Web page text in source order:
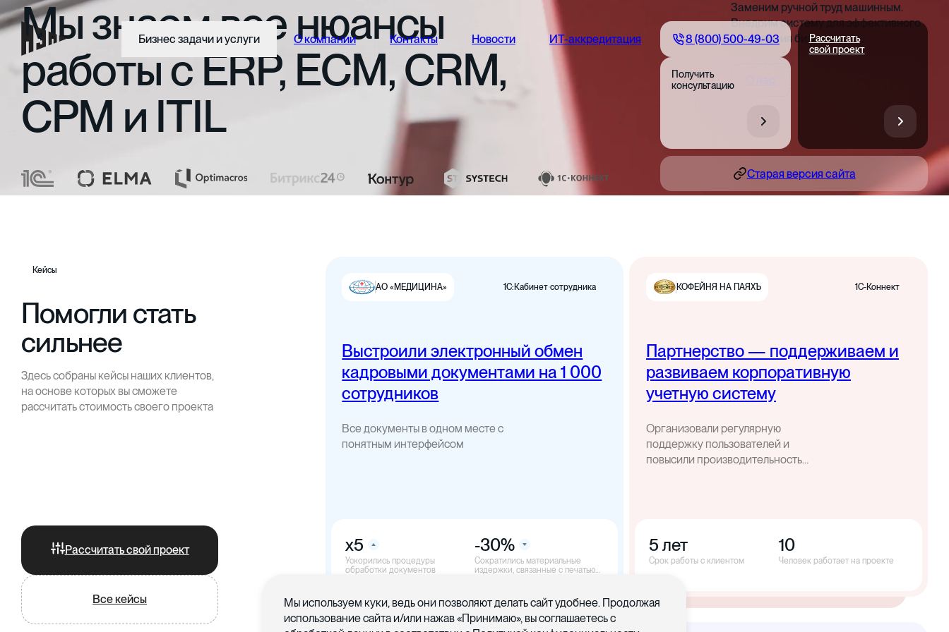
Бизнес задачи и услуги О компании Контакты Новости ИТ-аккредитация 8 (800) 500-49-03
Получить
консультацию
Рассчитать
свой проект
Старая версия сайта
Мызнаемвсенюансы
работысERP, ECM,CRM,
CPM и ITIL
Заменим ручной труд машинным.
Внедрим систему для эффективного
управления бизнесом
О нас
Кейсы
Помогли стать
сильнее
Здесь собраны кейсы наших клиентов,
на основе которых вы сможете
рассчитать стоимость своего проекта
Рассчитать свой проект
Все кейсы
АО «МЕДИЦИНА» 1С:Кабинет сотрудника
Выстроили электронный обмен
кадровыми документами на 1 000
сотрудников
Все документы в одном месте с
понятным интерфейсом
x5
Ускорились процедуры
обработки документов
-30%
Cократились материальные
издержки, связанные с печатью
КОФЕЙНЯ НА ПАЯХЪ 1С-Коннект
Партнерство — поддерживаем и
развиваем корпоративную
учетную систему
Организовали регулярную
поддержку пользователей и
повысили производительность
5 лет
Срок работы с клиентом
10
Человек работает на проекте
Мы используем куки, ведь они позволяют делать сайт удобнее. Продолжая
использование сайта и/или нажав «Принимаю», вы соглашаетесь с